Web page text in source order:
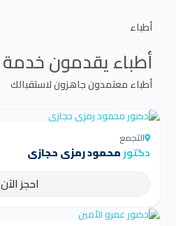
أطباء
أطباء يقدمون خدمة
أطباء معتمدون جاهزون لاستقبالك
التجمع
دكتورمحمود رمزي حجازي
احجز الآن